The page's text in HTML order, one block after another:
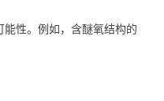
性。例如，含醚氧结构的